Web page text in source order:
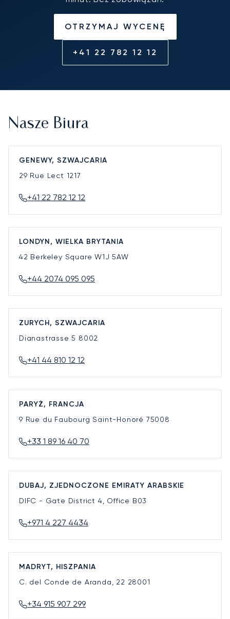
OTRZYMAJ WYCENĘ
+41 22 782 12 12
Nasze Biura
GENEWY, SZWAJCARIA
29 Rue Lect 1217
+41 22 782 12 12
LONDYN, WIELKA BRYTANIA
42 Berkeley SquareW1J 5AW
+44 2074 095 095
ZURYCH, SZWAJCARIA
Dianastrasse 5 8002
+41 44 810 12 12
PARYŻ, FRANCJA
9 Rue du Faubourg Saint-Honoré 75008
+33 1 89 16 40 70
DUBAJ, ZJEDNOCZONE EMIRATY ARABSKIE
DIFC - Gate District 4, Office B03
+971 4 227 4434
MADRYT, HISZPANIA
C. del Conde de Aranda, 22 28001
+34 915 907 299